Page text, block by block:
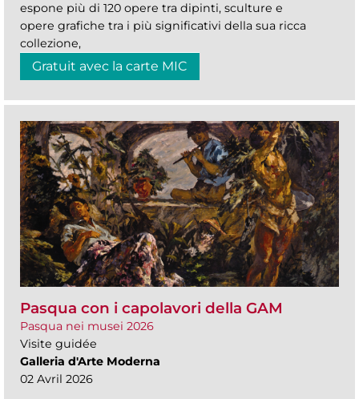
espone più di 120 opere tra dipinti, sculture e
opere grafiche tra i più significativi della sua ricca
collezione,
Gratuit avec la carte MIC
Pasqua con i capolavori della GAM
Pasqua nei musei 2026
Visite guidée
Galleria d'Arte Moderna
02 Avril 2026